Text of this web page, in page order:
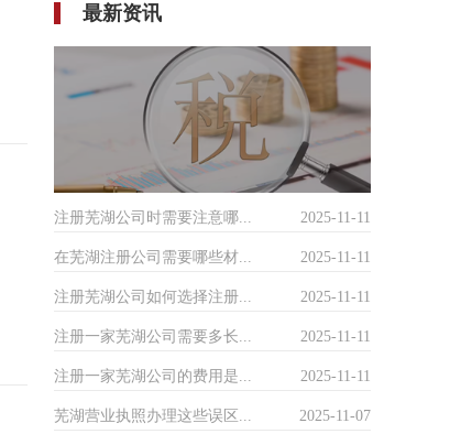
最新资讯
注册芜湖公司时需要注意哪... 2025-11-11
在芜湖注册公司需要哪些材... 2025-11-11
注册芜湖公司如何选择注册... 2025-11-11
注册一家芜湖公司需要多长... 2025-11-11
注册一家芜湖公司的费用是... 2025-11-11
芜湖营业执照办理这些误区... 2025-11-07